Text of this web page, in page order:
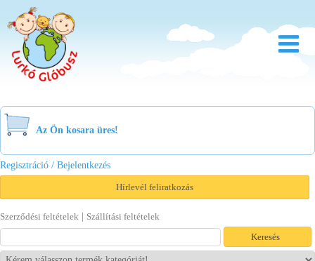
Bölcsőde
Család
Akció
Az Ön kosara üres!
Regisztráció / Bejelentkezés
Hírlevél feliratkozás
Szerződési feltételek | Szállítási feltételek